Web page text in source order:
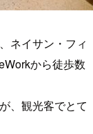
ネイサン・フィ
から徒歩数
、観光客でとて